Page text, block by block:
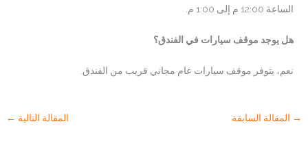
الساعة 12:00 م إلى 1:00 م.
هل يوجد موقف سيارات في الفندق؟
نعم، يتوفر موقف سيارات عام مجاني قريب من الفندق.
→ المقالة السابقة المقالة التالية ←